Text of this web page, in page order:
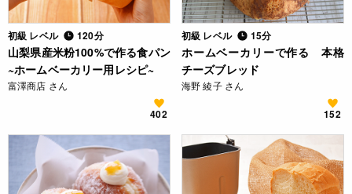
初級 レベル 120分
山梨県産米粉100%で作る食パン
~ホームベーカリー用レシピ~
富澤商店 さん
402
初級 レベル 15分
ホームベーカリーで作る 本格
チーズブレッド
海野 綾子 さん
152